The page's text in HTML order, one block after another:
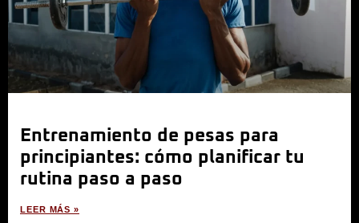
Entrenamiento de pesas para
principiantes: cómo planificar tu
rutina paso a paso
LEER MÁS »